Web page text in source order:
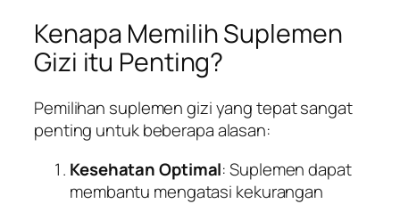
Kenapa Memilih Suplemen
Gizi itu Penting?
Pemilihan suplemen gizi yang tepat sangat
penting untuk beberapa alasan:
Kesehatan Optimal: Suplemen dapat
membantu mengatasi kekurangan